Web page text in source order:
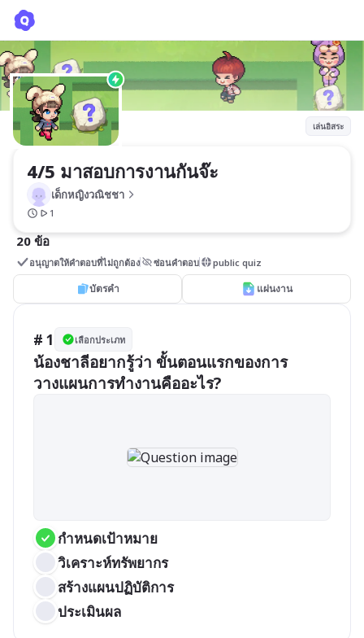
เล่นอิสระ
4/5 มาสอบการงานกันจ๊ะ
เด็กหญิงวณิชชา
1
20 ข้อ
อนุญาตให้คำตอบที่ไม่ถูกต้อง ซ่อนคำตอบ public quiz
บัตรคำ แผ่นงาน
# 1 เลือกประเภท
น้องชาลีอยากรู้ว่า ขั้นตอนแรกของการ
วางแผนการทำงานคืออะไร?
กำหนดเป้าหมาย
วิเคราะห์ทรัพยากร
สร้างแผนปฏิบัติการ
ประเมินผล